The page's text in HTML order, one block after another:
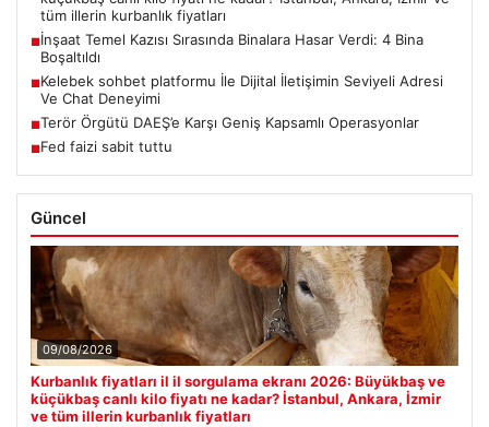
tüm illerin kurbanlık fiyatları
■İnşaat Temel Kazısı Sırasında Binalara Hasar Verdi: 4 Bina
Boşaltıldı
■Kelebek sohbet platformu İle Dijital İletişimin Seviyeli Adresi
Ve Chat Deneyimi
■Terör Örgütü DAEŞ’e Karşı Geniş Kapsamlı Operasyonlar
■Fed faizi sabit tuttu
Güncel
09/08/2026
Kurbanlık fiyatları il il sorgulama ekranı 2026: Büyükbaş ve
küçükbaş canlı kilo fiyatı ne kadar? İstanbul, Ankara, İzmir
ve tüm illerin kurbanlık fiyatları